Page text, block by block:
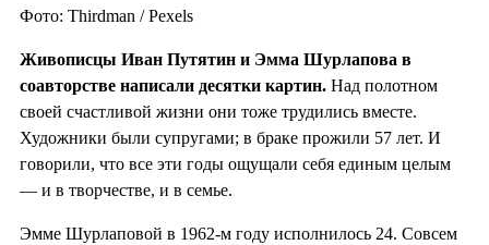
Фото: Thirdman / Pexels
Живописцы Иван Путятин и Эмма Шурлапова в
соавторстве написали десятки картин. Над полотном
своей счастливой жизни они тоже трудились вместе.
Художники были супругами; в браке прожили 57 лет. И
говорили, что все эти годы ощущали себя единым целым
— и в творчестве, и в семье.
Эмме Шурлаповой в 1962-м году исполнилось 24. Совсем